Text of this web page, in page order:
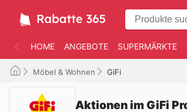
HOME ANGEBOTE SUPERMÄRKTE
Möbel & Wohnen GiFi
Aktionen im GiFi